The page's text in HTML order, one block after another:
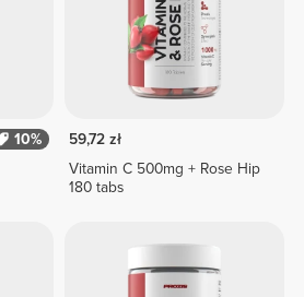
10%
59,72 zł
Vitamin C 500mg + Rose Hip
180 tabs